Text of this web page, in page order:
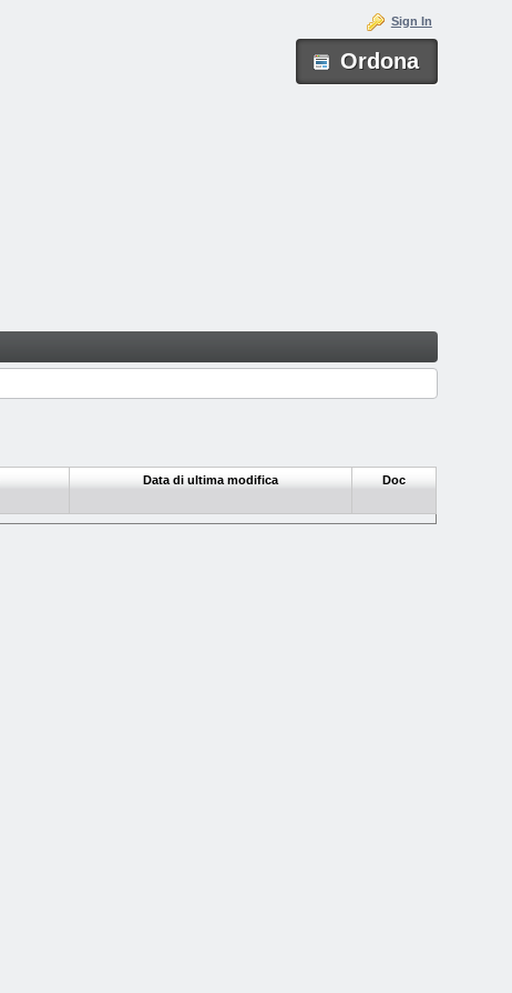
Ordona
Sign In
Data di ultima modifica Doc